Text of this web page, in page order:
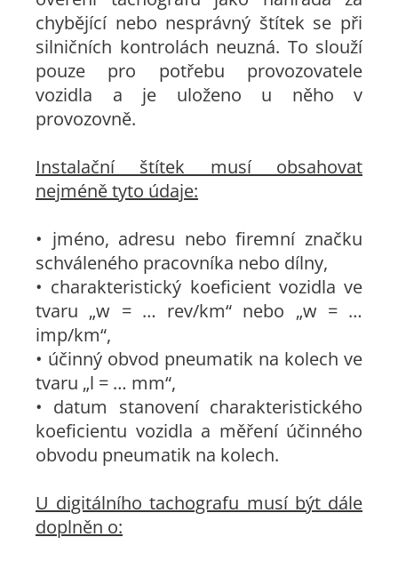
chybějící nebo nesprávný štítek se při
silničních kontrolách neuzná. To slouží
pouze pro potřebu provozovatele
vozidla a je uloženo u něho v
provozovně.
Instalační štítek musí obsahovat
nejméně tyto údaje:
• jméno, adresu nebo firemní značku
schváleného pracovníka nebo dílny,
• charakteristický koeficient vozidla ve
tvaru „w = … rev/km“ nebo „w = …
imp/km“,
• účinný obvod pneumatik na kolech ve
tvaru „l = … mm“,
• datum stanovení charakteristického
koeficientu vozidla a měření účinného
obvodu pneumatik na kolech.
U digitálního tachografu musí být dále
doplněn o: